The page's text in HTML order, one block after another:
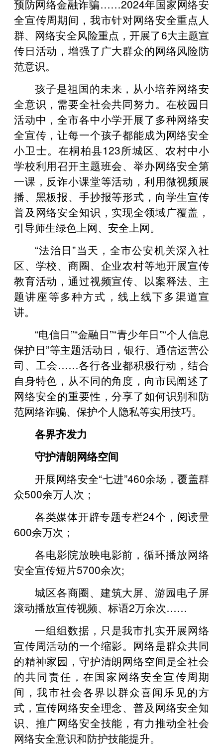
预防网络金融诈骗……2024年国家网络安
全宣传周期间，我市针对网络安全重点人
群、网络安全风险重点，开展了6大主题宣
传日活动，增强了广大群众的网络风险防
范意识。
孩子是祖国的未来，从小培养网络安
全意识，需要全社会共同努力。在校园日
活动中，全市各中小学开展了多种网络安
全宣传，让每一个孩子都能成为网络安全
小卫士。在桐柏县123所城区、农村中小
学校利用召开主题班会、举办网络安全第
一课，反诈小课堂等活动，利用微视频展
播、黑板报、手抄报等形式，向学生宣传
普及网络安全知识，实现全领域广覆盖，
引导师生绿色上网、安全上网。
“法治日”当天，全市公安机关深入社
区、学校、商圈、企业农村等地开展宣传
教育活动，通过视频宣传、以案释法、主
题讲座等多种方式，线上线下多渠道宣
讲。
“电信日”“金融日”“青少年日”“个人信息
保护日”等主题活动日，银行、通信运营公
司、工会……各行各业都积极行动，结合
自身特色，从不同的角度，向市民阐述了
网络安全的重要性，分享了如何识别和防
范网络诈骗、保护个人隐私等实用技巧。
各界齐发力
守护清朗网络空间
开展网络安全“七进”460余场，覆盖群
众500余万人次；
各类媒体开辟专题专栏24个，阅读量
600余万次；
各电影院放映电影前，循环播放网络
安全宣传短片5700余次;
城区各商圈、建筑大屏、游园电子屏
滚动播放宣传视频、标语2万余次……
一组组数据，只是我市扎实开展网络
宣传周活动的一个缩影。网络是群众共同
的精神家园，守护清朗网络空间是全社会
的共同责任，在国家网络安全宣传周期
间，我市社会各界以群众喜闻乐见的方
式，宣传网络安全理念、普及网络安全知
识、推广网络安全技能，有力推动全社会
网络安全意识和防护技能提升。